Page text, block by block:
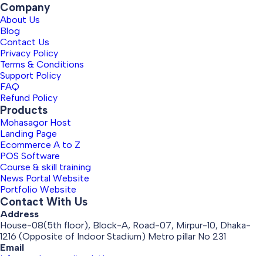
Company
About Us
Blog
Contact Us
Privacy Policy
Terms & Conditions
Support Policy
FAQ
Refund Policy
Products
Mohasagor Host
Landing Page
Ecommerce A to Z
POS Software
Course & skill training
News Portal Website
Portfolio Website
Contact With Us
Address
House-08(5th floor), Block-A, Road-07, Mirpur-10, Dhaka-
1216 (Opposite of Indoor Stadium) Metro pillar No 231
Email